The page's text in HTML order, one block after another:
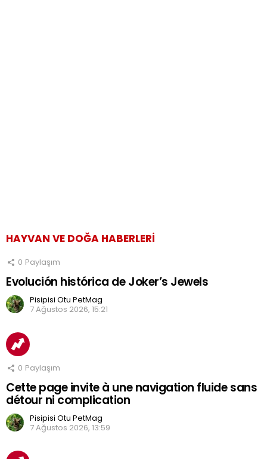
HAYVAN VE DOĞA HABERLERI
0 Paylaşım
Evolución histórica de Joker’s Jewels
Pisipisi Otu PetMag
7 Ağustos 2026, 15:21
0 Paylaşım
Cette page invite à une navigation fluide sans
détour ni complication
Pisipisi Otu PetMag
7 Ağustos 2026, 13:59